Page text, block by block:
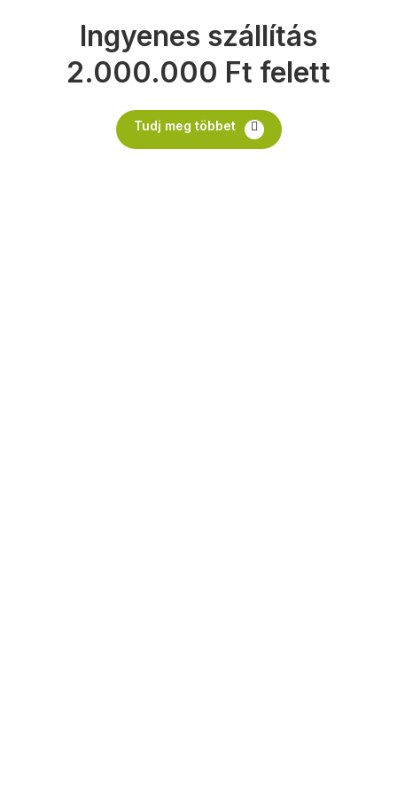
Ingyenes szállítás
2.000.000 Ft felett
Tudj meg többet